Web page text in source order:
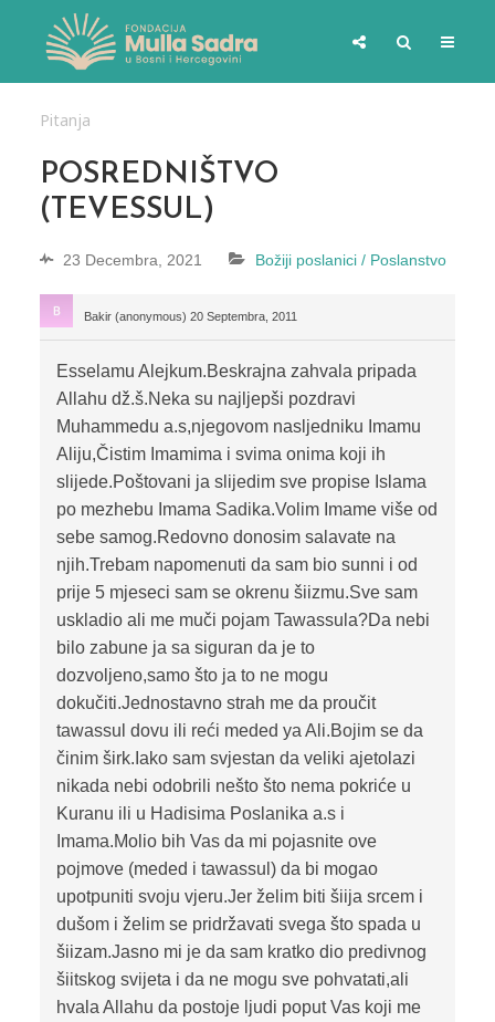
Pitanja
POSREDNIŠTVO
(TEVESSUL)
23 Decembra, 2021 Božiji poslanici / Poslanstvo
Bakir (anonymous) 20 Septembra, 2011
Esselamu Alejkum.Beskrajna zahvala pripada
Allahu dž.š.Neka su najljepši pozdravi
Muhammedu a.s,njegovom nasljedniku Imamu
Aliju,Čistim Imamima i svima onima koji ih
slijede.Poštovani ja slijedim sve propise Islama
po mezhebu Imama Sadika.Volim Imame više od
sebe samog.Redovno donosim salavate na
njih.Trebam napomenuti da sam bio sunni i od
prije 5 mjeseci sam se okrenu šiizmu.Sve sam
uskladio ali me muči pojam Tawassula?Da nebi
bilo zabune ja sa siguran da je to
dozvoljeno,samo što ja to ne mogu
dokučiti.Jednostavno strah me da proučit
tawassul dovu ili reći meded ya Ali.Bojim se da
činim širk.Iako sam svjestan da veliki ajetolazi
nikada nebi odobrili nešto što nema pokriće u
Kuranu ili u Hadisima Poslanika a.s i
Imama.Molio bih Vas da mi pojasnite ove
pojmove (meded i tawassul) da bi mogao
upotpuniti svoju vjeru.Jer želim biti šiija srcem i
dušom i želim se pridržavati svega što spada u
šiizam.Jasno mi je da sam kratko dio predivnog
šiitskog svijeta i da ne mogu sve pohvatati,ali
hvala Allahu da postoje ljudi poput Vas koji me